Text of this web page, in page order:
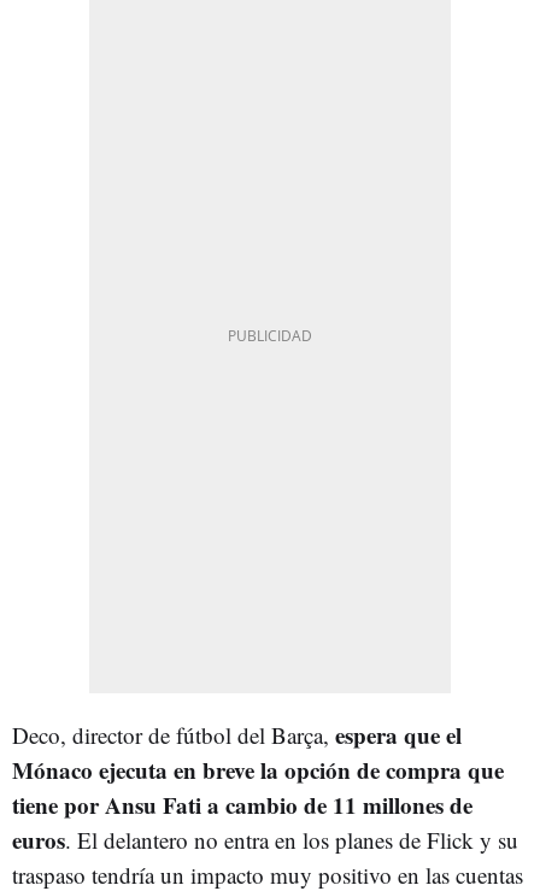
Deco, director de fútbol del Barça, espera que el
Mónaco ejecuta en breve la opción de compra que
tiene por Ansu Fati a cambio de 11 millones de
euros. El delantero no entra en los planes de Flick y su
traspaso tendría un impacto muy positivo en las cuentas